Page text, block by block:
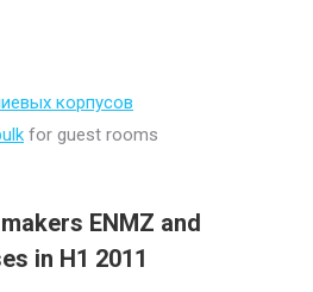
корпусов
for guest rooms
ENMZ and
in H1 2011